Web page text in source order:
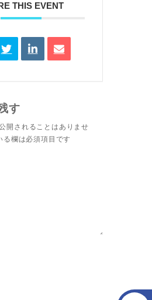
THIS EVENT
す
開されることはありませ
る欄は必須項目です